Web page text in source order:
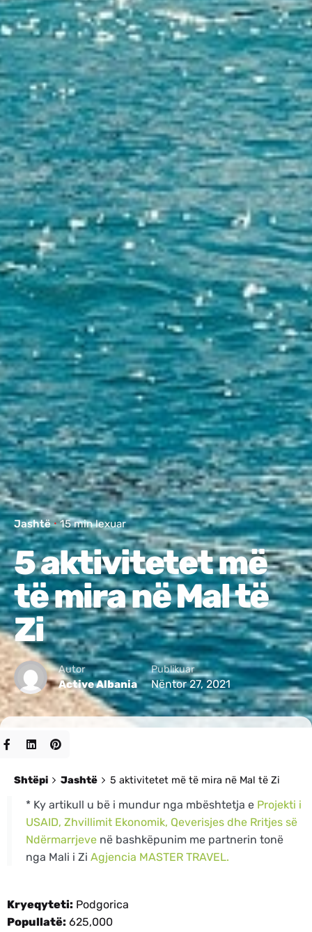
Jashtë 15 min lexuar
5 aktivitetet më
të mira në Mal të
Zi
Autor
Active Albania
Publikuar
Nëntor 27, 2021
Shtëpi Jashtë 5 aktivitetet më të mira në Mal të Zi
* Ky artikull u bë i mundur nga mbështetja e Projekti i
USAID, Zhvillimit Ekonomik, Qeverisjes dhe Rritjes së
Ndërmarrjeve në bashkëpunim me partnerin tonë
nga Mali i Zi Agjencia MASTER TRAVEL.
Kryeqyteti: Podgorica
Popullatë: 625,000